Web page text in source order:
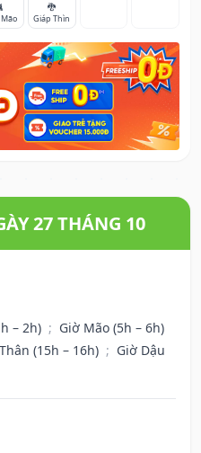
🐉
Giáp Thìn
27 THÁNG 10
– 2h) ; Giờ Mão (5h – 6h)
(15h – 16h) ; Giờ Dậu